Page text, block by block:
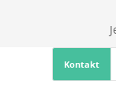
Kontakt